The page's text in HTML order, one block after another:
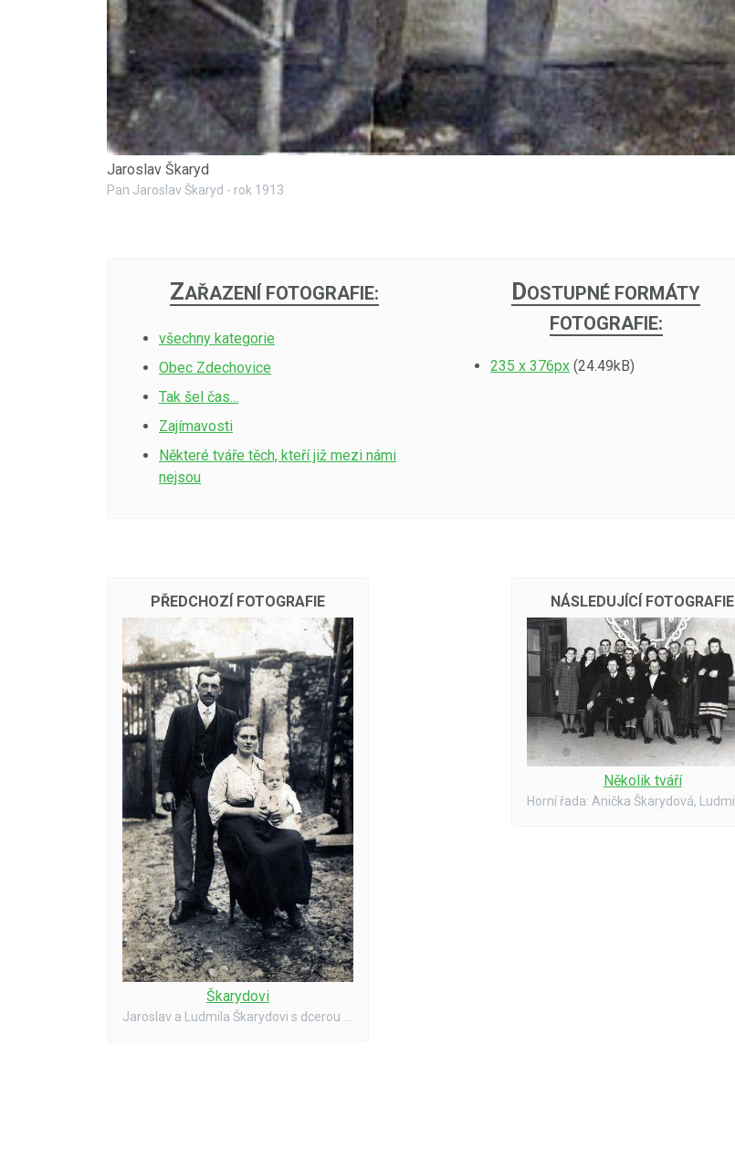
Jaroslav Škaryd
Pan Jaroslav Škaryd - rok 1913
ZAŘAZENÍ FOTOGRAFIE:
všechny kategorie
Obec Zdechovice
Tak šel čas...
Zajímavosti
Některé tváře těch, kteří již mezi námi
nejsou
DOSTUPNÉ FORMÁTY
FOTOGRAFIE:
235 x 376px (24.49kB)
PŘEDCHOZÍ FOTOGRAFIE
Škarydovi
NÁSLEDUJÍCÍ FOTOGRAFIE
Několik tváří